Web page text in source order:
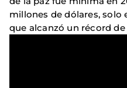
millones de dólares, solo
que alcanzó un récord de